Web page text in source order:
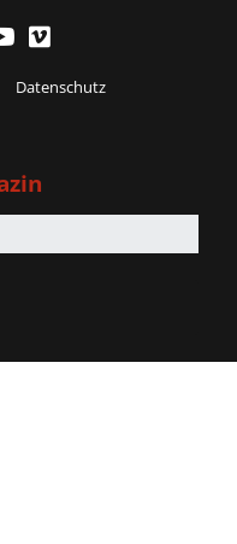
Datenschutz